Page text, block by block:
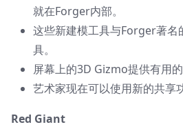
就在Forger内部。
这些新建模工具与Forger著名
具。
屏幕上的3D Gizmo提供有用
艺术家现在可以使用新的共享
Red Giant